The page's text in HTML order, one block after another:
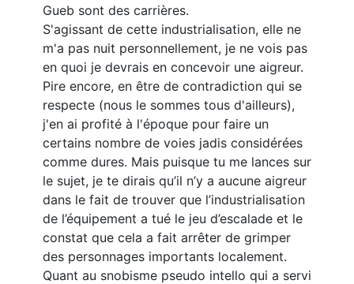
Gueb sont des carrières.
S'agissant de cette industrialisation, elle ne
m'a pas nuit personnellement, je ne vois pas
en quoi je devrais en concevoir une aigreur.
Pire encore, en être de contradiction qui se
respecte (nous le sommes tous d'ailleurs),
j'en ai profité à l'époque pour faire un
certains nombre de voies jadis considérées
comme dures. Mais puisque tu me lances sur
le sujet, je te dirais qu’il n’y a aucune aigreur
dans le fait de trouver que l’industrialisation
de l’équipement a tué le jeu d’escalade et le
constat que cela a fait arrêter de grimper
des personnages importants localement.
Quant au snobisme pseudo intello qui a servi